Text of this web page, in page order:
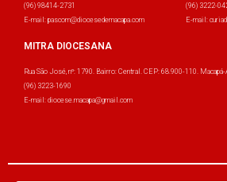
(96) 98414-2731
E-mail: pascom@diocesedemacapa.com
(96) 3222-
E-mail:
MITRA DIOCESANA
Rua São José, nº: 1790. Bairro: Central. CEP: 68.900-110.
(96) 3223-1690
E-mail: diocese.macapa@gmail.com